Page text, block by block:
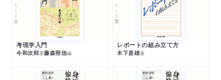
ちくま文庫
考現学入門
今和次郎著藤森照信編
ちくま学芸文庫
レポートの組み立て方
木下是雄著